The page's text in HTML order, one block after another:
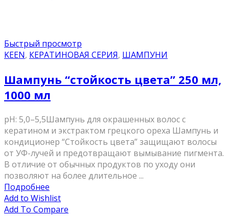
Быстрый просмотр
KEEN, КЕРАТИНОВАЯ СЕРИЯ, ШАМПУНИ
Шампунь “стойкость цвета” 250 мл,
1000 мл
pH: 5,0–5,5Шампунь для окрашенных волос с
кератином и экстрактом грецкого ореха Шампунь и
кондиционер “Стойкость цвета” защищают волосы
от УФ-лучей и предотвращают вымывание пигмента.
В отличие от обычных продуктов по уходу они
позволяют на более длительное ...
Подробнее
Add to Wishlist
Add To Compare